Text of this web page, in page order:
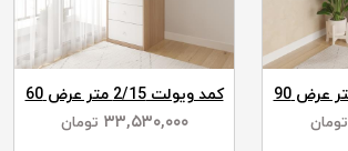
تومان
کمد ویولت 2/15 متر عرض 60
۳۳,۵۳۰,۰۰۰ تومان